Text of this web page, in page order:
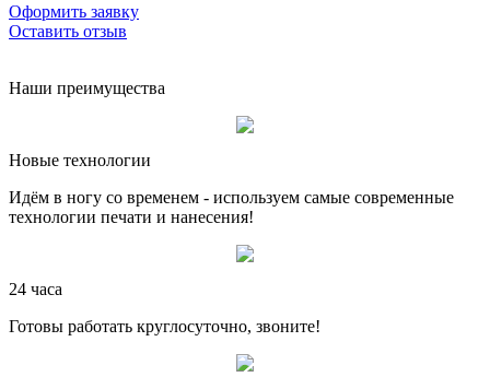
Оформить заявку
Оставить отзыв
Наши преимущества
Новые технологии
Идём в ногу со временем - используем самые современные
технологии печати и нанесения!
24 часа
Готовы работать круглосуточно, звоните!